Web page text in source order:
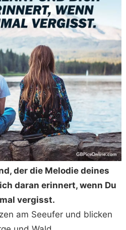
der die Melodie deines
daran erinnert, wenn Du
vergisst.
am Seeufer und blicken